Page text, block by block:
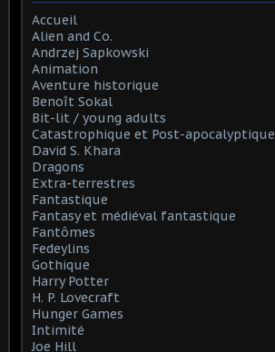
Accueil
Alien and Co.
Andrzej Sapkowski
Animation
Aventure historique
Benoît Sokal
Bit-lit / young adults
Catastrophique et Post-apocalyptique
David S. Khara
Dragons
Extra-terrestres
Fantastique
Fantasy et médiéval fantastique
Fantômes
Fedeylins
Gothique
Harry Potter
H. P. Lovecraft
Hunger Games
Intimité
Joe Hill